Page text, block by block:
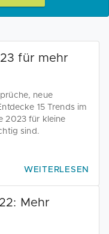
für mehr
neue
15 Trends im
2023 für kleine
sind.
WEITERLESEN
Mehr